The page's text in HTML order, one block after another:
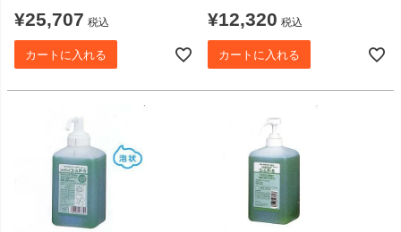
¥25,707 税込
カートに入れる
¥12,320 税込
カートに入れる